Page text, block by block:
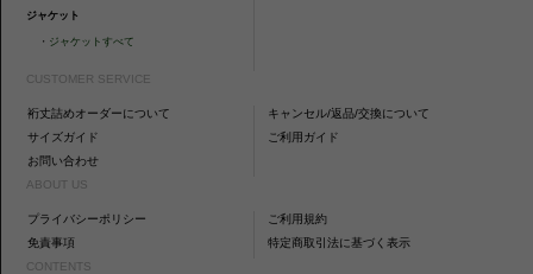
ジャケット
・ ジャケットすべて
CUSTOMER SERVICE
裄丈詰めオーダーについて
キャンセル/返品/交換について
サイズガイド
ご利用ガイド
お問い合わせ
ABOUT US
プライバシーポリシー
ご利用規約
免責事項
特定商取引法に基づく表示
CONTENTS